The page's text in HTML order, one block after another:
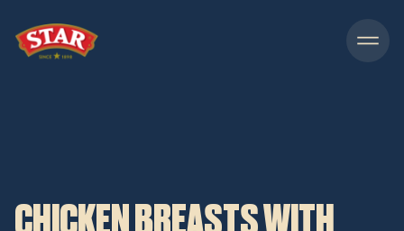
CHICKEN BREASTS WITH